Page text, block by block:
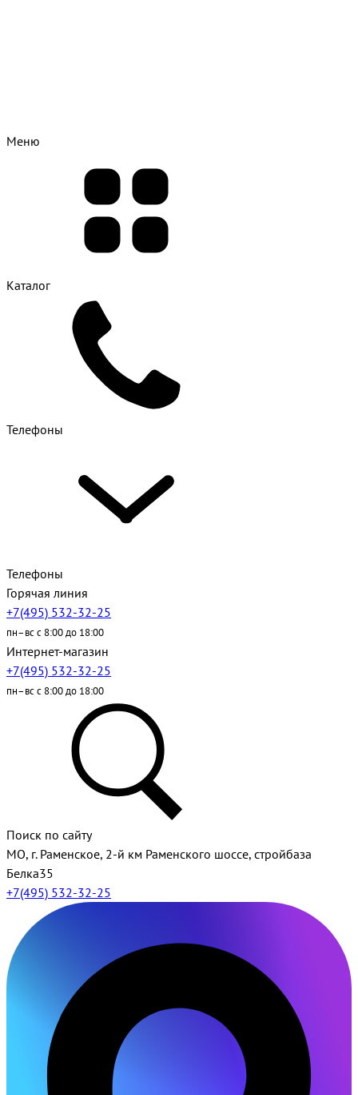
Меню
Каталог
Телефоны
Телефоны
Горячая линия
+7(495) 532-32-25
пн–вс с 8:00 до 18:00
Интернет-магазин
+7(495) 532-32-25
пн–вс с 8:00 до 18:00
Поиск по сайту
МО, г. Раменское, 2-й км Раменского шоссе, стройбаза
Белка35
+7(495) 532-32-25